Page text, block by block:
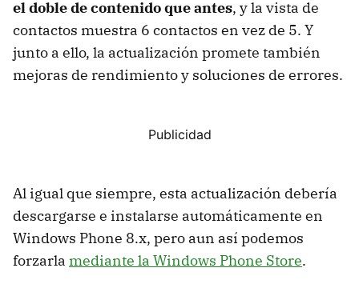
el doble de contenido que antes, y la vista de
contactos muestra 6 contactos en vez de 5. Y
junto a ello, la actualización promete también
mejoras de rendimiento y soluciones de errores.
Al igual que siempre, esta actualización debería
descargarse e instalarse automáticamente en
Windows Phone 8.x, pero aun así podemos
forzarla mediante la Windows Phone Store.